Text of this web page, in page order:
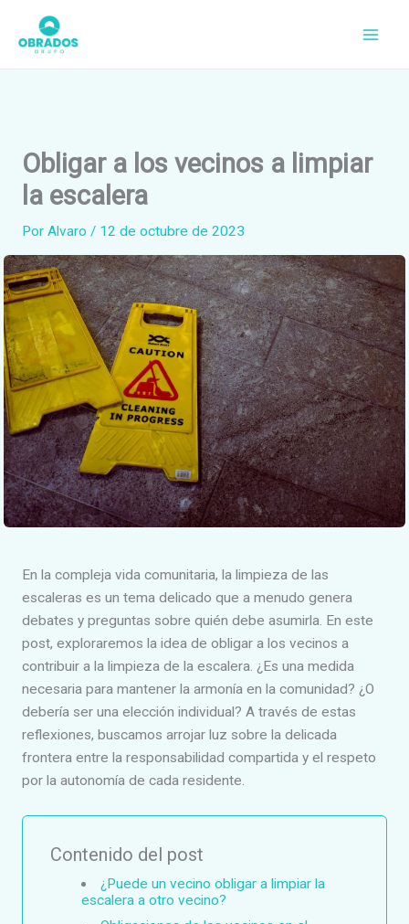
contenido
Obligar a los vecinos a limpiar
la escalera
Por Alvaro / 12 de octubre de 2023
En la compleja vida comunitaria, la limpieza de las
escaleras es un tema delicado que a menudo genera
debates y preguntas sobre quién debe asumirla. En este
post, exploraremos la idea de obligar a los vecinos a
contribuir a la limpieza de la escalera. ¿Es una medida
necesaria para mantener la armonía en la comunidad? ¿O
debería ser una elección individual? A través de estas
reflexiones, buscamos arrojar luz sobre la delicada
frontera entre la responsabilidad compartida y el respeto
por la autonomía de cada residente.
Contenido del post
¿Puede un vecino obligar a limpiar la
escalera a otro vecino?